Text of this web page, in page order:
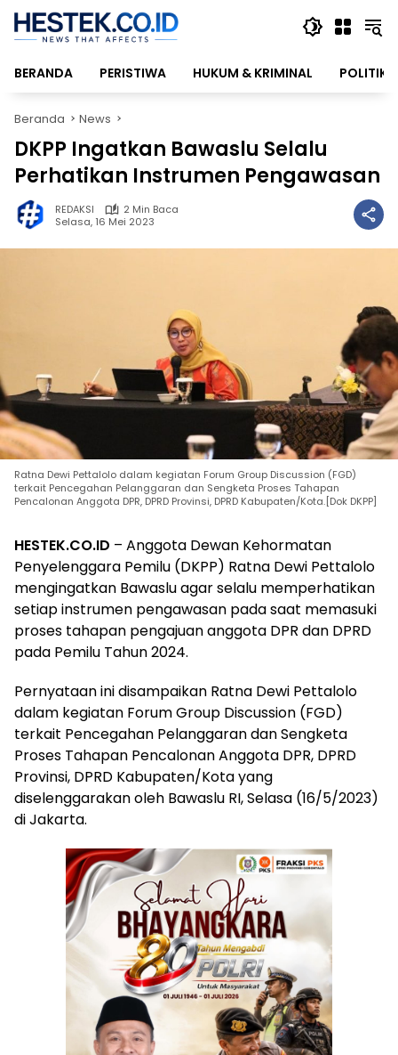
Langsung
konten
BERANDA
PERISTIWA HUKUM & KRIMINAL POLITIK
Beranda News
DKPP Ingatkan Bawaslu Selalu
Perhatikan Instrumen Pengawasan
REDAKSI
2 Min Baca
Selasa, 16 Mei 2023
Ratna Dewi Pettalolo dalam kegiatan Forum Group Discussion (FGD)
terkait Pencegahan Pelanggaran dan Sengketa Proses Tahapan
Pencalonan Anggota DPR, DPRD Provinsi, DPRD Kabupaten/Kota.[Dok DKPP]
HESTEK.CO.ID – Anggota Dewan Kehormatan
Penyelenggara Pemilu (DKPP) Ratna Dewi Pettalolo
mengingatkan Bawaslu agar selalu memperhatikan
setiap instrumen pengawasan pada saat memasuki
proses tahapan pengajuan anggota DPR dan DPRD
pada Pemilu Tahun 2024.
Pernyataan ini disampaikan Ratna Dewi Pettalolo
dalam kegiatan Forum Group Discussion (FGD)
terkait Pencegahan Pelanggaran dan Sengketa
Proses Tahapan Pencalonan Anggota DPR, DPRD
Provinsi, DPRD Kabupaten/Kota yang
diselenggarakan oleh Bawaslu RI, Selasa (16/5/2023)
di Jakarta.